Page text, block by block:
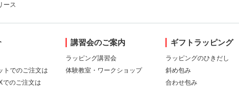
ース
トでのご注文は
でのご注文は
講習会のご案内
ラッピング講習会
体験教室・ワークショップ
ギフトラッピング
ラッピングのひきだし
斜め包み
合わせ包み